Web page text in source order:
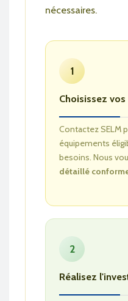
nécessaires.
1
Choisissez
Contactez SELM
équipements
besoins. Nous
détaillé
2
Réalisez